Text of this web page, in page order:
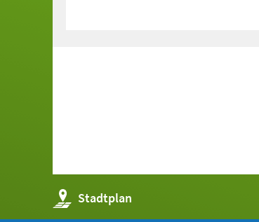
Stadtplan
(Öffnet
in